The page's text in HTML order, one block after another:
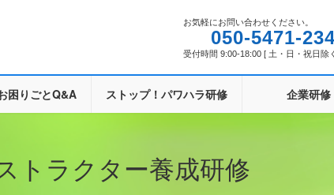
お気軽にお問い合わせください。
050-5471-
受付時間 9:00-18:00 [ 土・日・祝日除
困りごとQ&A ストップ！パワハラ研修 企業研修
トラクター養成研修